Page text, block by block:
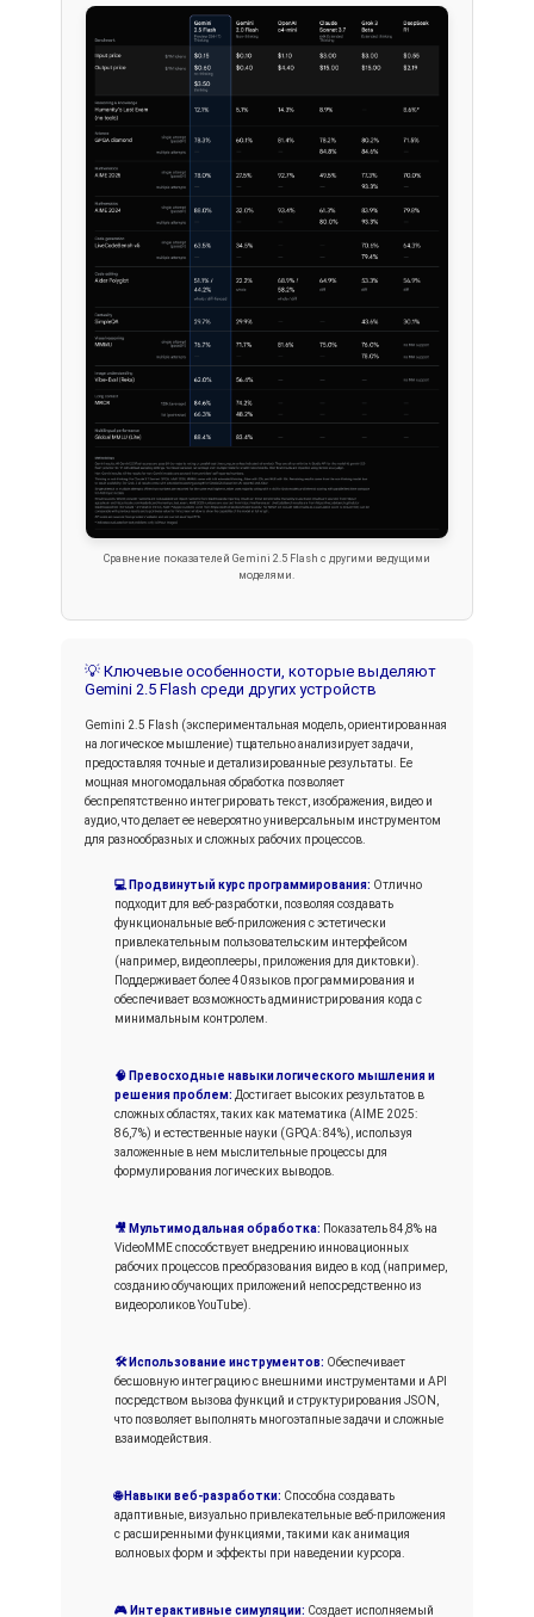
Сравнение показателей Gemini 2.5 Flash с другими ведущими
моделями.
💡 Ключевые особенности, которые выделяют
Gemini 2.5 Flash среди других устройств
Gemini 2.5 Flash (экспериментальная модель, ориентированная
на логическое мышление) тщательно анализирует задачи,
предоставляя точные и детализированные результаты. Ее
мощная многомодальная обработка позволяет
беспрепятственно интегрировать текст, изображения, видео и
аудио, что делает ее невероятно универсальным инструментом
для разнообразных и сложных рабочих процессов.
💻 Продвинутый курс программирования: Отлично
подходит для веб-разработки, позволяя создавать
функциональные веб-приложения с эстетически
привлекательным пользовательским интерфейсом
(например, видеоплееры, приложения для диктовки).
Поддерживает более 40 языков программирования и
обеспечивает возможность администрирования кода с
минимальным контролем.
🧠 Превосходные навыки логического мышления и
решения проблем: Достигает высоких результатов в
сложных областях, таких как математика (AIME 2025:
86,7%) и естественные науки (GPQA: 84%), используя
заложенные в нем мыслительные процессы для
формулирования логических выводов.
🎥 Мультимодальная обработка:
Показатель 84,8% на
VideoMME способствует внедрению инновационных
рабочих процессов преобразования видео в код (например,
созданию обучающих приложений непосредственно из
видеороликов YouTube).
🛠️ Использование инструментов: Обеспечивает
бесшовную интеграцию с внешними инструментами и API
посредством вызова функций и структурирования JSON,
что позволяет выполнять многоэтапные задачи и сложные
взаимодействия.
🌐 Навыки веб-разработки: Способна создавать
адаптивные, визуально привлекательные веб-приложения
с расширенными функциями, такими как анимация
волновых форм и эффекты при наведении курсора.
🎮 Интерактивные симуляции: Создает исполняемый